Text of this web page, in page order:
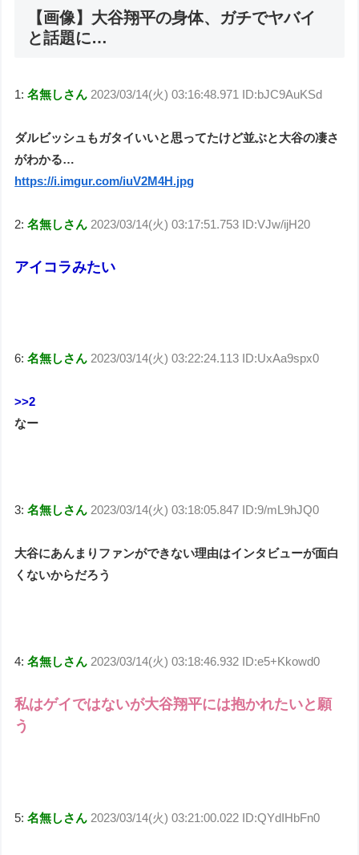
【画像】大谷翔平の身体、ガチでヤバイ
と話題に…
1:名無しさん 2023/03/14(火) 03:16:48.971 ID:bJC9AuKSd
ダルビッシュもガタイいいと思ってたけど並ぶと大谷の凄さ
がわかる…
https://i.imgur.com/iuV2M4H.jpg
2:名無しさん 2023/03/14(火) 03:17:51.753 ID:VJw/ijH20
アイコラみたい
6:名無しさん 2023/03/14(火) 03:22:24.113 ID:UxAa9spx0
>>2
なー
3:名無しさん 2023/03/14(火) 03:18:05.847 ID:9/mL9hJQ0
大谷にあんまりファンができない理由はインタビューが面白
くないからだろう
4:名無しさん 2023/03/14(火) 03:18:46.932 ID:e5+Kkowd0
私はゲイではないが大谷翔平には抱かれたいと願
う
5:名無しさん 2023/03/14(火) 03:21:00.022 ID:QYdIHbFn0